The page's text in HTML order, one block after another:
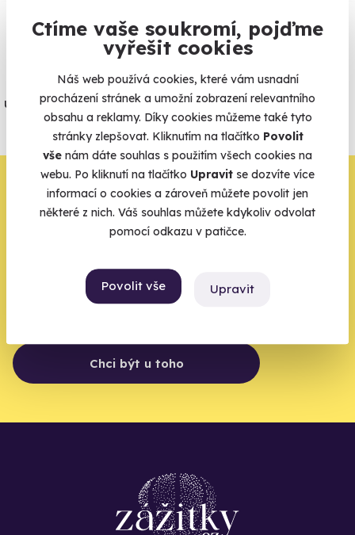
Ctíme vaše soukromí, pojďme
vyřešit cookies
Náš web používá cookies, které vám usnadní
procházení stránek a umožní zobrazení relevantního
obsahu a reklamy. Díky cookies můžeme také tyto
stránky zlepšovat. Kliknutím na tlačítko Povolit
vše nám dáte souhlas s použitím všech cookies na
webu. Po kliknutí na tlačítko Upravit se dozvíte více
informací o cookies a zároveň můžete povolit jen
některé z nich. Váš souhlas můžete kdykoliv odvolat
pomocí odkazu v patičce.
Povolit vše Upravit
Vše umíme pojistit
Jeden nikdy neví. Máme nejvyšší
úrazové pojištění z nabídky zážitkových
agentur.
Vše o pojištění
Zbývá jeden krok,
zbytek zařídíme my
Chci být u toho